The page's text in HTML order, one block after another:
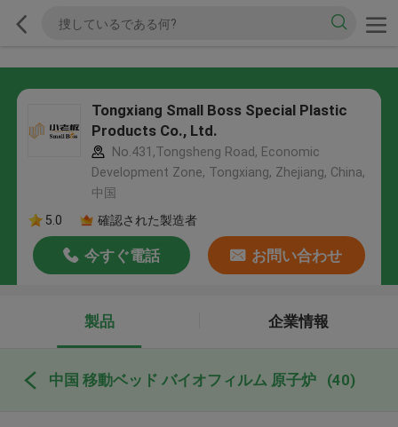
Tongxiang Small Boss Special Plastic
Products Co., Ltd.
No.431,Tongsheng Road, Economic
Development Zone, Tongxiang, Zhejiang, China,
中国
5.0
確認された製造者
今すぐ電話 お問い合わせ
製品 企業情報
中国 移動ベッド バイオフィルム 原子炉 (40)